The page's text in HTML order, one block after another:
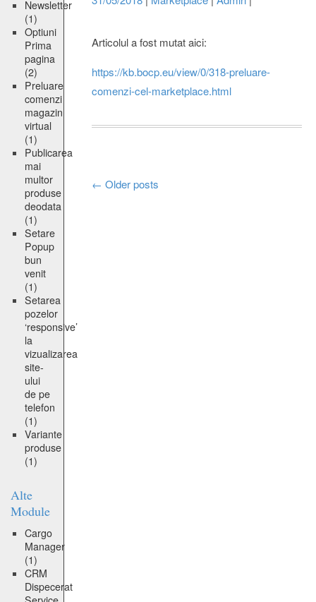
Newsletter
(1)
Optiuni
Prima
pagina
(2)
Preluare
comenzi
magazin
virtual
(1)
Publicarea
mai
multor
produse
deodata
(1)
Setare
Popup
bun
venit
(1)
Setarea
pozelor
‘responsive’
la
vizualizarea
site-
ului
de pe
telefon
(1)
Variante
produse
(1)
Alte
Module
Cargo
Manager
(1)
CRM
Dispecerat
Articolul a fost mutat aici:
https://kb.bocp.eu/view/0/318-preluare-
comenzi-cel-marketplace.html
Posts
← Older posts